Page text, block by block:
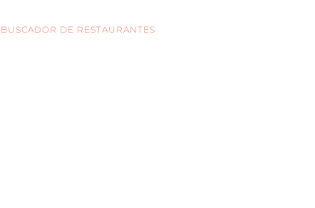
BUSCADOR DE RESTAURANTES